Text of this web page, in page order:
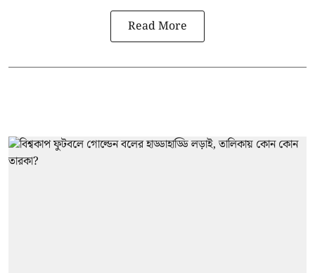
Read More